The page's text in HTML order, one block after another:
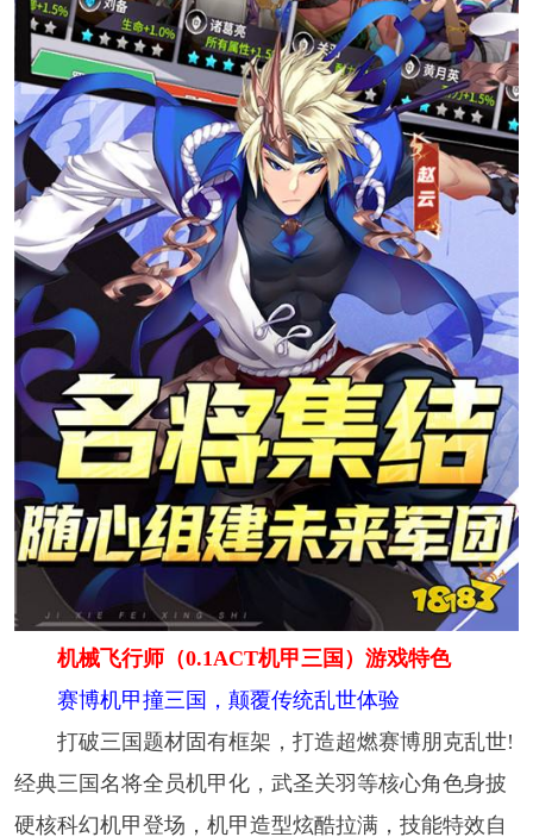
机械飞行师（0.1ACT机甲三国）游戏特色
赛博机甲撞三国，颠覆传统乱世体验
打破三国题材固有框架，打造超燃赛博朋克乱世!
经典三国名将全员机甲化，武圣关羽等核心角色身披
硬核科幻机甲登场，机甲造型炫酷拉满，技能特效自